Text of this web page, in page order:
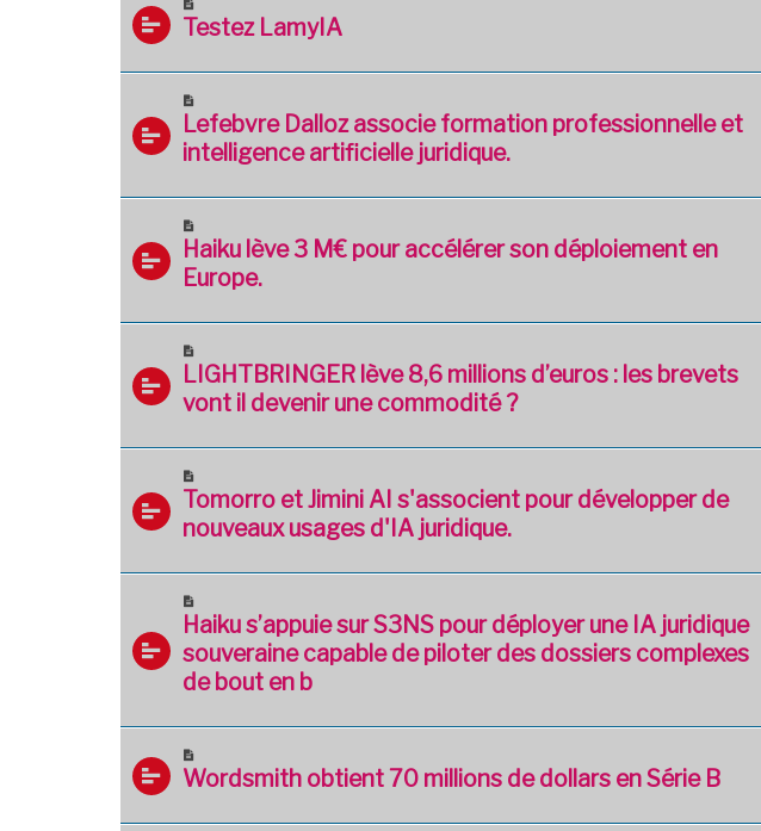
Testez LamyIA
Lefebvre Dalloz associe formation professionnelle et
intelligence artificielle juridique.
Haiku lève 3 M€ pour accélérer son déploiement en
Europe.
LIGHTBRINGER lève 8,6 millions d’euros : les brevets
vont il devenir une commodité ?
Tomorro et Jimini AI s'associent pour développer de
nouveaux usages d'IA juridique.
Haiku s’appuie sur S3NS pour déployer une IA juridique
souveraine capable de piloter des dossiers complexes
de bout en b
Wordsmith obtient 70 millions de dollars en Série B